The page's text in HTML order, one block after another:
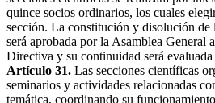
quince socios ordinarios, los cuales
sección. La constitución y disolución de
será aprobada por la Asamblea General
Directiva y su continuidad será evaluada
Artículo 31. Las secciones científicas
seminarios y actividades relacionadas
temática, coordinando su